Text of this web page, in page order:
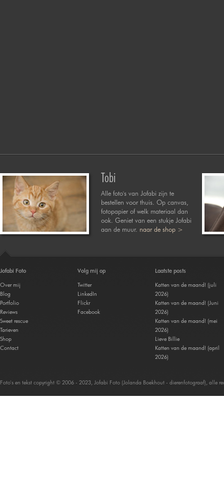
Tobi
Alle foto's van Jofabi zijn te
bestellen voor thuis. Op canvas,
fotopapier of welk materiaal dan
ook. Geniet van een stukje Jofabi
aan de muur. naar de shop >
Jofabi Foto
Over mij
Blog
Portfolio
Reviews
Sweet rescue
Tarieven
Shop
Contact
Volg mij op
Twitter
LinkedIn
Flickr
Facebook
Laatste posts
Katten van de maand! (juli
2026)
Katten van de maand! (Juni
2026)
Katten van de maand! (mei
2026)
Lieve Billie
Katten van de maand! (april
2026)
Foto's en tekst copyright © 2006 - 2023, Jofabi Foto (Jolanda Boekhout - dierenfotograaf), alle